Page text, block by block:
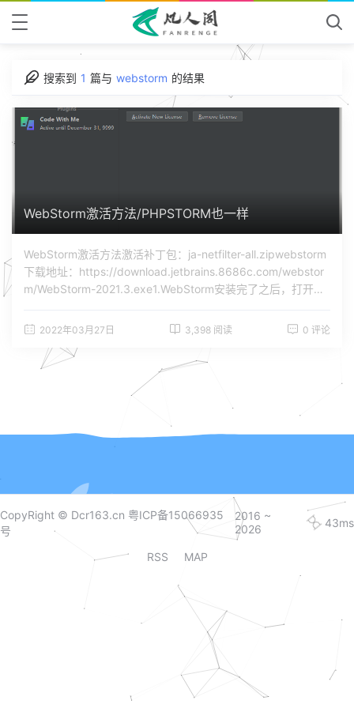
搜索到 1 篇与 webstorm 的结果
WebStorm激活方法/PHPSTORM也一样
WebStorm激活方法激活补丁包：ja-netfilter-all.zipwebstorm
下载地址：https://download.jetbrains.8686c.com/webstor
m/WebStorm-2021.3.exe1.WebStorm安装完了之后，打开你
ebstorm64.exe.vmoptions，并且用编辑器打开3.在最下面添
包-javaagent:E:/WebStorm/ja-netfilter/ja-netfilter/ja-netfilte
r.jarWEBSTORM激活码：1PA3AFINM4-eyJsaWNlbnNlSWQi
OiIxUEEzQUZJTk00IiwibGljZW5zZWVOYW1lIjoi5rC45LmF
5r+A5rS7IHd3d8K3YWppaHVvwrdjb20iLCJhc3NpZ25lZU
5hbWUiOiIiLCJhc3NpZ25lZUVtYWlsIjoiIiwibGljZW5zZVJlc3
2022年03月27日 3,398 阅读 0 评论
CopyRight © Dcr163.cn 粤ICP备15066935
号
2016 ~
2026
43ms
RSS MAP